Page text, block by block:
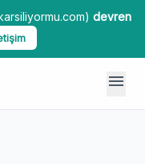
devren
menu